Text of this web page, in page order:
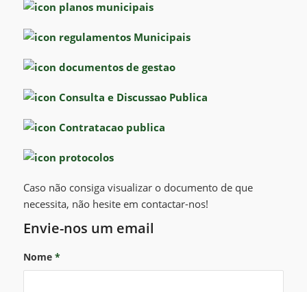
Caso não consiga visualizar o documento de que
necessita, não hesite em contactar-nos!
Envie-nos um email
Nome *